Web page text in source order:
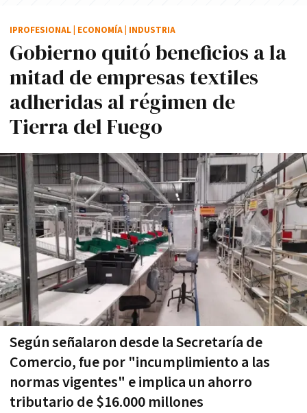
Gobierno quitó beneficios a la
mitad de empresas textiles
adheridas al régimen de
Tierra del Fuego
Según señalaron desde la Secretaría de
Comercio, fue por "incumplimiento a las
normas vigentes" e implica un ahorro
tributario de $16.000 millones
IPROFESIONAL ECONOMÍA INDUSTRIA